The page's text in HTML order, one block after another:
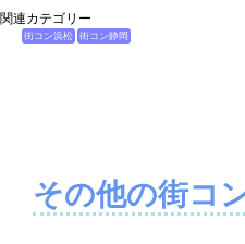
関連カテゴリー
街コン浜松 街コン静岡
その他の街コ